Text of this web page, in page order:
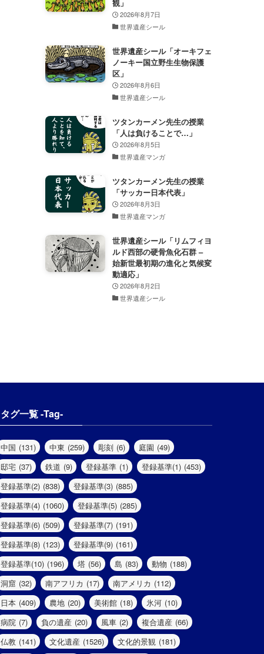
観」
2026年8月7日
世界遺産シール
世界遺産シール「オーキフェ
ノーキー国立野生生物保護
区」
2026年8月6日
世界遺産シール
ツタンカーメン先生の授業
「人は負けることで…」
2026年8月5日
世界遺産マンガ
ツタンカーメン先生の授業
「サッカー日本代表」
2026年8月3日
世界遺産マンガ
世界遺産シール「リムフィヨ
ルド西部の硬骨魚化石群 –
始新世最初期の進化と気候変
動適応」
2026年8月2日
世界遺産シール
タグ一覧 -Tag-
中国 (131) 中東 (259) 彫刻 (6) 庭園 (49)
邸宅 (37) 鉄道 (9) 登録基準 (1) 登録基準(1) (453)
登録基準(2) (838) 登録基準(3) (885)
登録基準(4) (1060) 登録基準(5) (285)
登録基準(6) (509) 登録基準(7) (191)
登録基準(8) (123) 登録基準(9) (161)
登録基準(10) (196) 塔 (56) 島 (83) 動物 (188)
洞窟 (32) 南アフリカ (17) 南アメリカ (112)
日本 (409) 農地 (20) 美術館 (18) 氷河 (10)
病院 (7) 負の遺産 (20) 風車 (2) 複合遺産 (66)
仏教 (141) 文化遺産 (1526) 文化的景観 (181)